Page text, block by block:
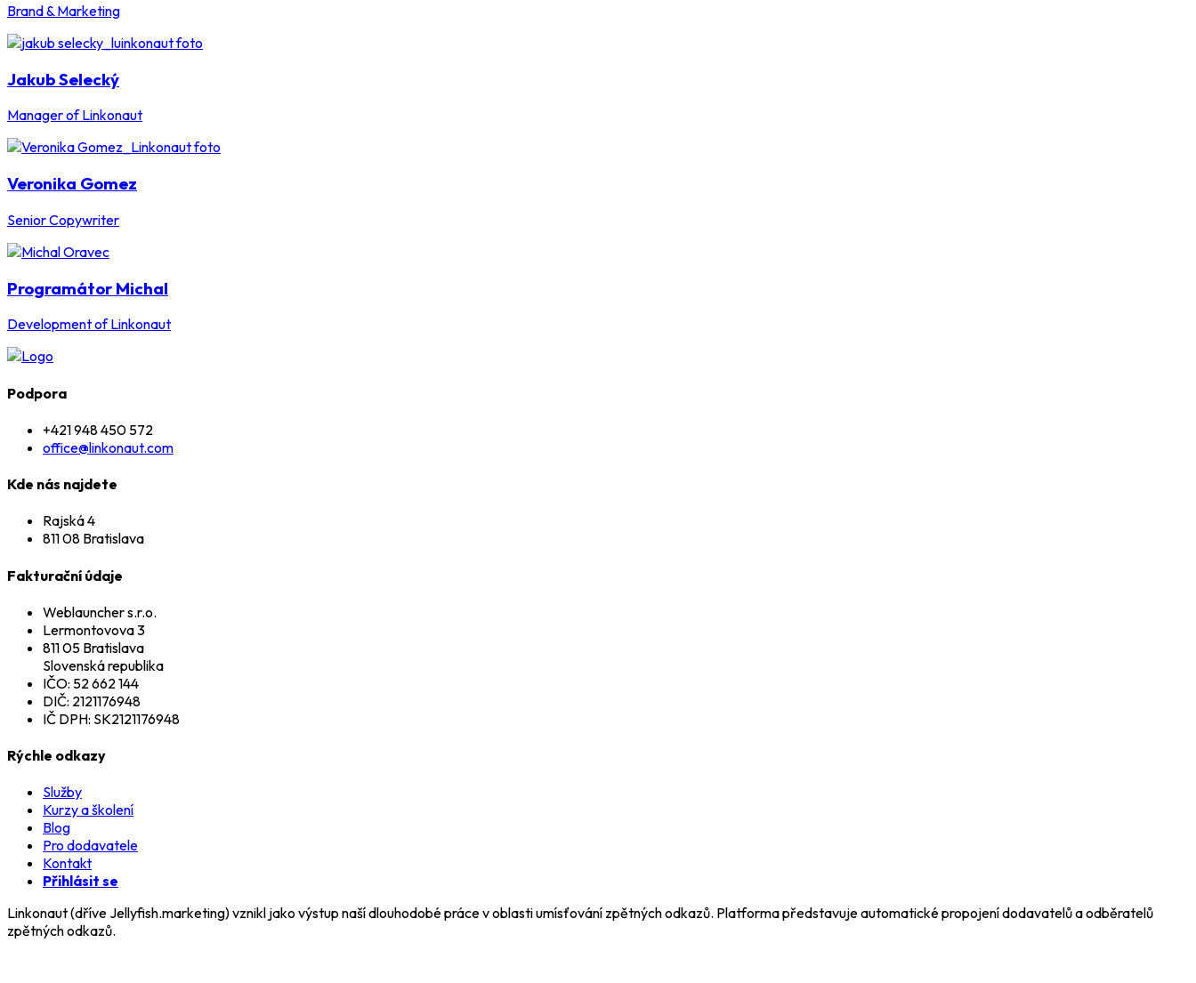
Brand & Marketing
Jakub Selecký
Manager of Linkonaut
Veronika Gomez
Senior Copywriter
Programátor Michal
Development of Linkonaut
Podpora
+421 948 450 572
office@linkonaut.com
Kde nás najdete
Rajská 4
811 08 Bratislava
Fakturační údaje
Weblauncher s.r.o.
Lermontovova 3
811 05 Bratislava
Slovenská republika
IČO: 52 662 144
DIČ: 2121176948
IČ DPH: SK2121176948
Rýchle odkazy
Služby
Kurzy a školení
Blog
Pro dodavatele
Kontakt
Přihlásit se
Linkonaut (dříve Jellyfish.marketing) vznikl jako výstup naší dlouhodobé práce v oblasti umísťování zpětných odkazů. Platforma představuje automatické propojení dodavatelů a odběratelů
zpětných odkazů.